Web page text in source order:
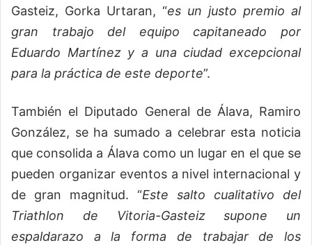
Gasteiz, Gorka Urtaran, “es un justo premio al
gran trabajo del equipo capitaneado por
Eduardo Martínez y a una ciudad excepcional
para la práctica de este deporte”.
También el Diputado General de Álava, Ramiro
González, se ha sumado a celebrar esta noticia
que consolida a Álava como un lugar en el que se
pueden organizar eventos a nivel internacional y
de gran magnitud. “Este salto cualitativo del
Triathlon de Vitoria-Gasteiz supone un
espaldarazo a la forma de trabajar de los